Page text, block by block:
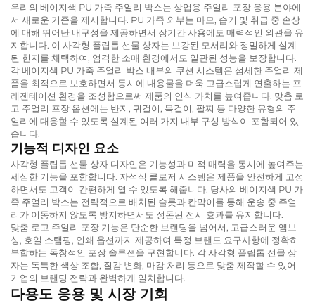
우리의 베이지색 PU 가죽 주얼리 박스는 상업용 주얼리 포장 응용 분야에
서 새로운 기준을 제시합니다. PU 가죽 외부는 마모, 습기 및 취급 중 손상
에 대해 뛰어난 내구성을 제공하면서 장기간 사용에도 매력적인 외관을 유
지합니다. 이 사각형 플립톱 선물 상자는 보강된 모서리와 정밀하게 설계
된 힌지를 채택하여, 엄격한 소매 환경에서도 일관된 성능을 보장합니다.
각 베이지색 PU 가죽 주얼리 박스 내부의 쿠션 시스템은 섬세한 주얼리 제
품을 최적으로 보호하면서 동시에 내용물을 더욱 고급스럽게 연출하는 프
레젠테이션 환경을 조성함으로써 제품의 인식 가치를 높여줍니다. 맞춤 로
고 주얼리 포장 옵션에는 반지, 귀걸이, 목걸이, 팔찌 등 다양한 유형의 주
얼리에 대응할 수 있도록 설계된 여러 가지 내부 구성 방식이 포함되어 있
습니다.
기능적 디자인 요소
사각형 플립톱 선물 상자 디자인은 기능성과 미적 매력을 동시에 높여주는
세심한 기능을 포함합니다. 자석식 클로저 시스템은 제품을 안전하게 고정
하면서도 고객이 간편하게 열 수 있도록 해줍니다. 당사의 베이지색 PU 가
죽 주얼리 박스는 전략적으로 배치된 슬롯과 칸막이를 통해 운송 중 주얼
리가 이동하지 않도록 방지하면서도 정돈된 전시 효과를 유지합니다.
맞춤 로고 주얼리 포장 기능은 단순한 브랜딩을 넘어서, 고급스러운 엠보
싱, 호일 스탬핑, 인쇄 옵션까지 제공하여 특정 브랜드 요구사항에 정확히
부합하는 독창적인 포장 솔루션을 구현합니다. 각 사각형 플립톱 선물 상
자는 독특한 색상 조합, 질감 변화, 마감 처리 등으로 맞춤 제작할 수 있어
기업의 브랜딩 전략과 완벽하게 일치합니다.
다용도 응용 및 시장 기회